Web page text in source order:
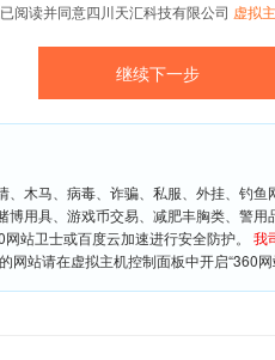
阅读并同意四川天汇科技有限公司 虚拟
、木马、病毒、诈骗、私服、外挂、钓
博用具、游戏币交易、减肥丰胸类、警
站卫士或百度云加速进行安全防护。 我
网站请在虚拟主机控制面板中开启“360